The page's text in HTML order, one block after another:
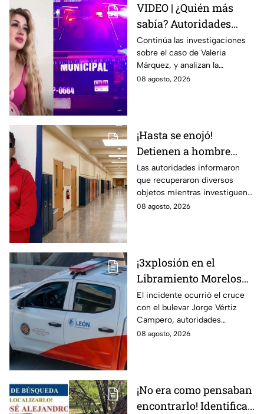
VIDEO | ¿Quién más
sabía? Autoridades
investigan a 2 o 3
personas más en el
caso de Valeria
Márquez
Continúa las investigaciones
sobre el caso de Valeria
Márquez, y analizan la
participación de otras
08 agosto, 2026
¡Hasta se enojó!
Detienen a hombre
dentro de una
secundaria de
Guanajuato; así sucedió
Las autoridades informaron
que recuperaron diversos
objetos mientras investiguen
las causas del incidente.
08 agosto, 2026
¡3xplosión en el
Libramiento Morelos
en León! Genera la
movilización de los
cuerpos de emergencia;
esto sabemos
El incidente ocurrió el cruce
con el bulevar Jorge Vértiz
Campero, autoridades
acordonaron la zona.
08 agosto, 2026
¡No era como pensaban
encontrarlo! Identifican